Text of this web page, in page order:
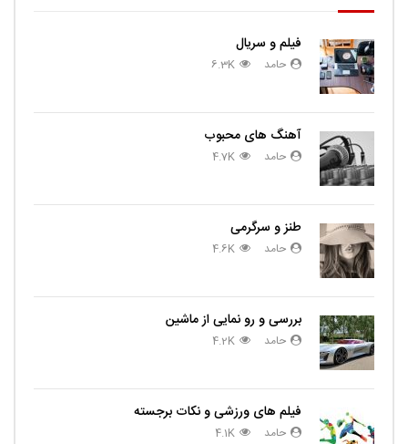
فیلم و سریال
حامد 6.3K
آهنگ های محبوب
حامد 4.7K
طنز و سرگرمی
حامد 4.6K
بررسی و رو نمایی از ماشین
حامد 4.2K
فیلم های ورزشی و نکات برجسته
حامد 4.1K